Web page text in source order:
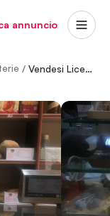
annuncio
/ Vendesi Licenza Panetteria – Pasticceria – Salumeria a Ravenna